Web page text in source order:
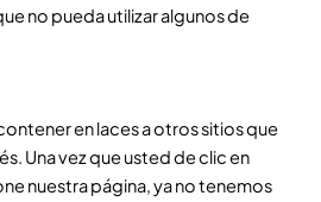
no pueda utilizar algunos de
en laces a otros sitios que
Una vez que usted de clic en
nuestra página, ya no tenemos